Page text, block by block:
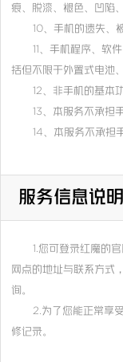
痕、脱漆、褪色、凹陷
10、手机的遗失、
11、手机程序、软
括但不限于外置式电池
12、非手机的基本
13、本服务不承担
14、本服务不承担
服务信息说明
1.您可登录红魔的
网点的地址与联系方
询。
2.为了您能正常享
修记录。